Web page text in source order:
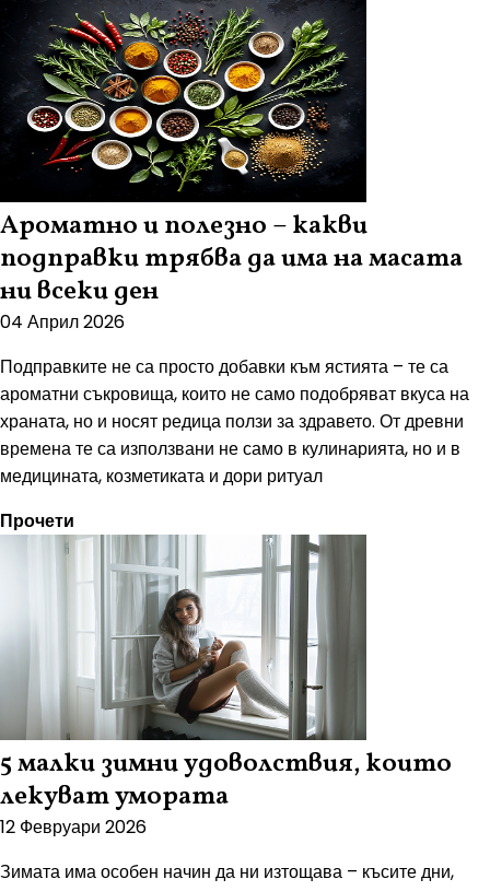
Ароматно и полезно – какви
подправки трябва да има на масата
ни всеки ден
04 Април 2026
Подправките не са просто добавки към ястията – те са
ароматни съкровища, които не само подобряват вкуса на
храната, но и носят редица ползи за здравето. От древни
времена те са използвани не само в кулинарията, но и в
медицината, козметиката и дори ритуал
Прочети
5 малки зимни удоволствия, които
лекуват умората
12 Февруари 2026
Зимата има особен начин да ни изтощава – късите дни,